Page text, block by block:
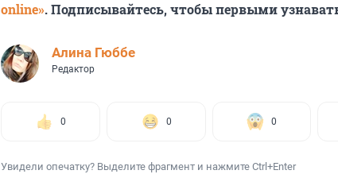
online». Подписывайтесь, чтобы первыми
Алина Гюббе
Редактор
0 0 0
Увидели опечатку? Выделите фрагмент и нажмите Ctrl+Enter